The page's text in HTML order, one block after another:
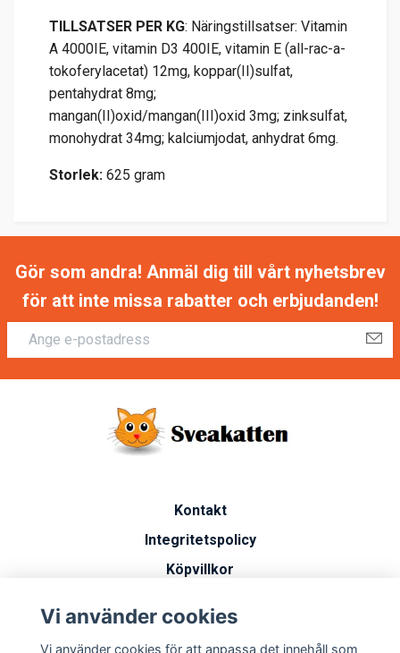
TILLSATSER PER KG: Näringstillsatser: Vitamin
A 4000IE, vitamin D3 400IE, vitamin E (all-rac-a-
tokoferylacetat) 12mg, koppar(II)sulfat,
pentahydrat 8mg;
mangan(II)oxid/mangan(III)oxid 3mg; zinksulfat,
monohydrat 34mg; kalciumjodat, anhydrat 6mg.
Storlek: 625 gram
Gör som andra! Anmäl dig till vårt nyhetsbrev
för att inte missa rabatter och erbjudanden!
Kontakt
Integritetspolicy
Köpvillkor
Vanliga frågor
Vi använder cookies
Vi använder cookies för att anpassa det innehåll som